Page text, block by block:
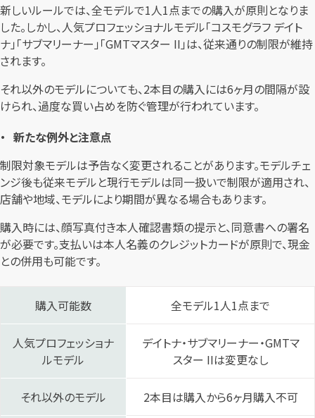
新しいルールでは、全モデルで1人1点までの購入が原則となりま
した。しかし、人気プロフェッショナルモデル「コスモグラフ デイト
ナ」「サブマリーナー」「GMTマスター II」は、従来通りの制限が維持
されます。
それ以外のモデルについても、2本目の購入には6ヶ月の間隔が設
けられ、過度な買い占めを防ぐ管理が行われています。
新たな例外と注意点
制限対象モデルは予告なく変更されることがあります。モデルチェ
ンジ後も従来モデルと現行モデルは同一扱いで制限が適用され、
店舗や地域、モデルにより期間が異なる場合もあります。
購入時には、顔写真付き本人確認書類の提示と、同意書への署名
が必要です。支払いは本人名義のクレジットカードが原則で、現金
との併用も可能です。
購入可能数 全モデル1人1点まで
人気プロフェッショナ
ルモデル
デイトナ・サブマリーナー・GMTマ
スター IIは変更なし
それ以外のモデル 2本目は購入から6ヶ月購入不可